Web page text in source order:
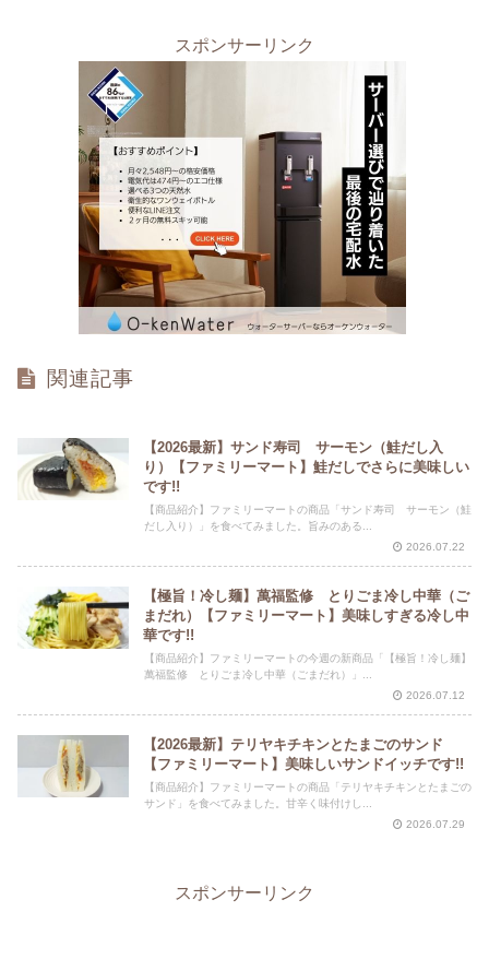
スポンサーリンク
関連記事
【2026最新】サンド寿司 サーモン（鮭だし入
り）【ファミリーマート】鮭だしでさらに美味しい
です!!
【商品紹介】ファミリーマートの商品「サンド寿司 サーモン（鮭
だし入り）」を食べてみました。旨みのある...
2026.07.22
【極旨！冷し麺】萬福監修 とりごま冷し中華（ご
まだれ）【ファミリーマート】美味しすぎる冷し中
華です!!
【商品紹介】ファミリーマートの今週の新商品「【極旨！冷し麺】
萬福監修 とりごま冷し中華（ごまだれ）」...
2026.07.12
【2026最新】テリヤキチキンとたまごのサンド
【ファミリーマート】美味しいサンドイッチです!!
【商品紹介】ファミリーマートの商品「テリヤキチキンとたまごの
サンド」を食べてみました。甘辛く味付けし...
2026.07.29
スポンサーリンク